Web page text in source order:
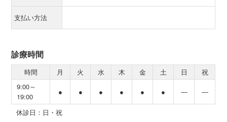
支払い方法
診療時間
時間 月 火 水 木 金 土 日
祝
9:00～
19:00
● ● ● ● ● ● ― ―
休診日：日・祝